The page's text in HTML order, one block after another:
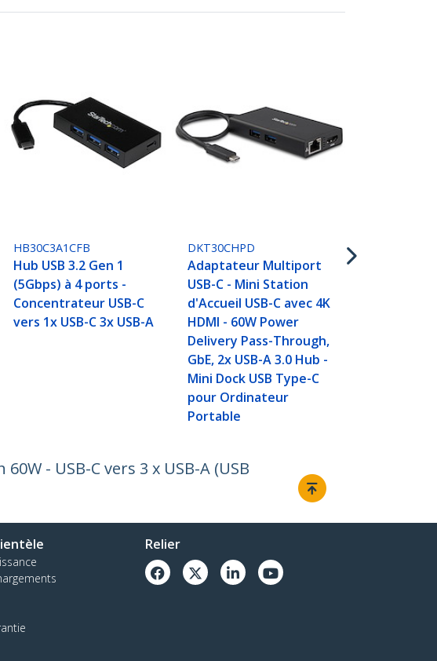
HB30C3A1CFB
Hub USB 3.2 Gen 1
(5Gbps) à 4 ports -
Concentrateur USB-C
vers 1x USB-C 3x USB-A
DKT30CHPD
Adaptateur Multiport
USB-C - Mini Station
d'Accueil USB-C avec 4K
HDMI - 60W Power
Delivery Pass-Through,
GbE, 2x USB-A 3.0 Hub -
Mini Dock USB Type-C
pour Ordinateur
Portable
- USB-C vers 3 x USB-A (USB
Relier